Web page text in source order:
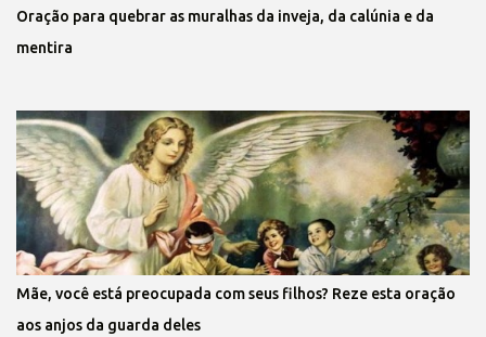
Oração para quebrar as muralhas da inveja, da calúnia e da
mentira
Mãe, você está preocupada com seus filhos? Reze esta oração
aos anjos da guarda deles